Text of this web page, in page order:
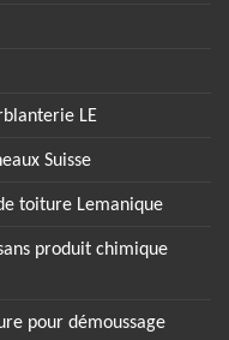
LE
Suisse
toiture Lemanique
produit chimique
pour démoussage